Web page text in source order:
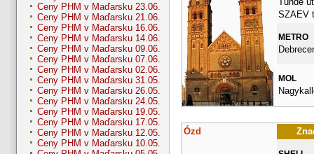
Ceny PHM v Maďarsku 23.06.
Ceny PHM v Maďarsku 21.06.
Ceny PHM v Maďarsku 16.06.
Ceny PHM v Maďarsku 14.06.
Ceny PHM v Maďarsku 09.06.
Ceny PHM v Maďarsku 07.06.
Ceny PHM v Maďarsku 02.06.
Ceny PHM v Maďarsku 31.05.
Ceny PHM v Maďarsku 26.05.
Ceny PHM v Maďarsku 24.05.
Ceny PHM v Maďarsku 19.05.
Ceny PHM v Maďarsku 17.05.
Ceny PHM v Maďarsku 12.05.
Ceny PHM v Maďarsku 10.05.
SZAEV
METRO
MOL
Ózd